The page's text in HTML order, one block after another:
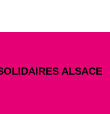
ALSACE